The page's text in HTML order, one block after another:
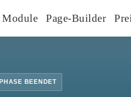
Module Page-Builder
BEENDET